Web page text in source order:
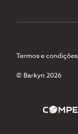
Termos e condições
© Barkyn 2026